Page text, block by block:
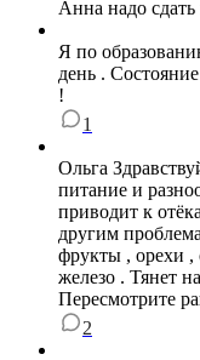
Анна надо
Я по
день .
!
1
Ольга
питание и
приводит к
другим
фрукты , орехи
железо . Тянет
Пересмотрите
2